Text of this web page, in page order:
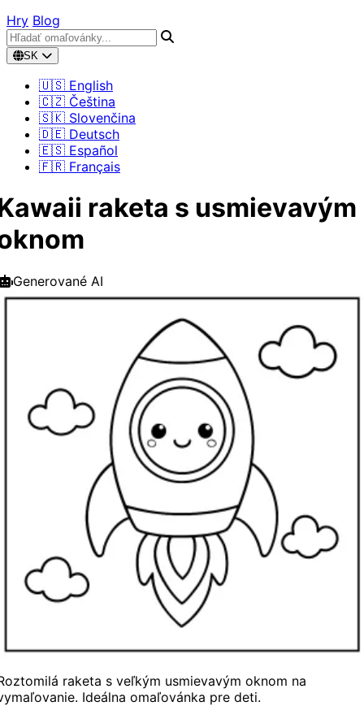
Hry Blog
SK
🇺🇸 English
🇨🇿 Čeština
🇸🇰 Slovenčina
🇩🇪 Deutsch
🇪🇸 Español
🇫🇷 Français
raketa s usmievavým
Generované AI
raketa s veľkým usmievavým oknom na
Ideálna omaľovánka pre deti.